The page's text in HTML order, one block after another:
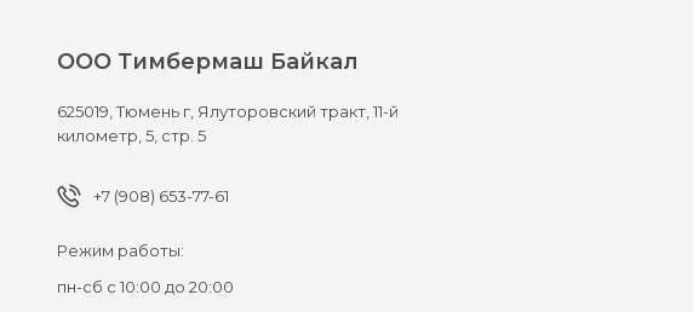
ООО Тимбермаш Байкал
625019,Тюмень г, Ялуторовский тракт, 11-й
километр, 5, стр. 5
+7 (908) 653-77-61
Режим работы:
пн-сб с 10:00 до 20:00